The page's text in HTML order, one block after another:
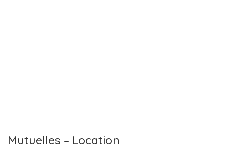
Mutuelles – Location